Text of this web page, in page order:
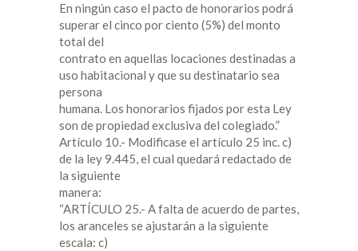
En ningún caso el pacto de honorarios podrá
superar el cinco por ciento (5%) del monto
total del
contrato en aquellas locaciones destinadas a
uso habitacional y que su destinatario sea
persona
humana. Los honorarios fijados por esta Ley
son de propiedad exclusiva del colegiado.”
Artículo 10.- Modificase el artículo 25 inc. c)
de la ley 9.445, el cual quedará redactado de
la siguiente
manera:
“ARTÍCULO 25.- A falta de acuerdo de partes,
los aranceles se ajustarán a la siguiente
escala: c)